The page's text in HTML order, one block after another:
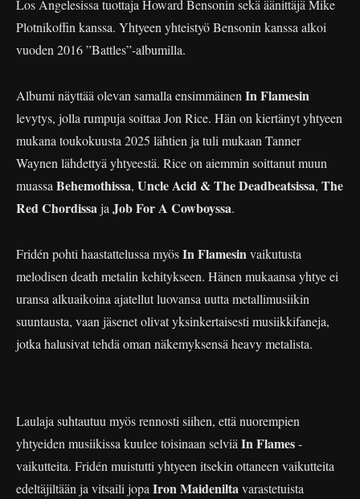
Los Angelesissa tuottaja Howard Bensonin sekä äänittäjä Mike
Plotnikoffin kanssa. Yhtyeen yhteistyö Bensonin kanssa alkoi
vuoden 2016 ”Battles”-albumilla.
Albumi näyttää olevan samalla ensimmäinen In Flamesin
levytys, jolla rumpuja soittaa Jon Rice. Hän on kiertänyt yhtyeen
mukana toukokuusta 2025 lähtien ja tuli mukaan Tanner
Waynen lähdettyä yhtyeestä. Rice on aiemmin soittanut muun
muassa Behemothissa, Uncle Acid & The Deadbeatsissa, The
Red Chordissaja Job For A Cowboyssa.
Fridén pohti haastattelussa myösIn Flamesinvaikutusta
melodisen death metalin kehitykseen. Hänen mukaansa yhtye ei
uransa alkuaikoina ajatellut luovansa uutta metallimusiikin
suuntausta, vaan jäsenet olivat yksinkertaisesti musiikkifaneja,
jotka halusivat tehdä oman näkemyksensä heavy metalista.
Laulaja suhtautuu myös rennosti siihen, että nuorempien
yhtyeiden musiikissa kuulee toisinaan selviä In Flames-
vaikutteita. Fridén muistutti yhtyeen itsekin ottaneen vaikutteita
edeltäjiltään ja vitsaili jopa Iron Maideniltavarastetuista